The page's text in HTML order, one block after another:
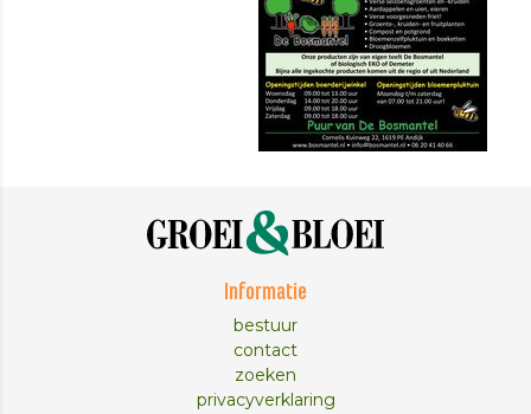
Informatie
bestuur
contact
zoeken
privacyverklaring